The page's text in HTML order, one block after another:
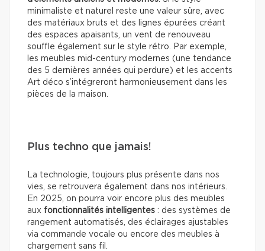
minimaliste et naturel reste une valeur sûre, avec
des matériaux bruts et des lignes épurées créant
des espaces apaisants, un vent de renouveau
souffle également sur le style rétro. Par exemple,
les meubles mid-century modernes (une tendance
des 5 dernières années qui perdure) et les accents
Art déco s’intégreront harmonieusement dans les
pièces de la maison.
Plus techno que jamais!
La technologie, toujours plus présente dans nos
vies, se retrouvera également dans nos intérieurs.
En 2025, on pourra voir encore plus des meubles
aux fonctionnalités intelligentes : des systèmes de
rangement automatisés, des éclairages ajustables
via commande vocale ou encore des meubles à
chargement sans fil.